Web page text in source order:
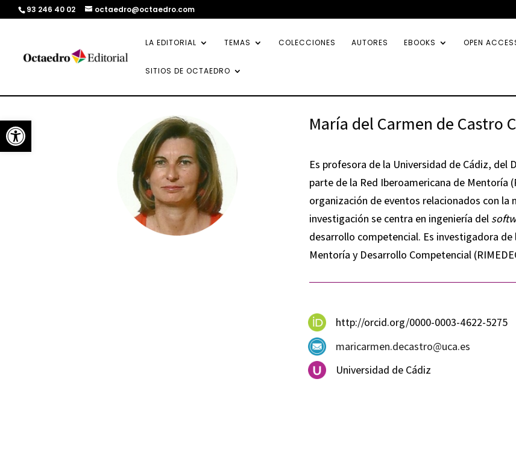
Abrir barra de herramientas
93 246 40 02 octaedro@octaedro.com
LA EDITORIAL TEMAS COLECCIONES AUTORES EBOOKS OPEN
SITIOS DE OCTAEDRO
María del Carmen de Castro
Es profesora de la Universidad de Cádiz,
parte de la Red Iberoamericana de Mentoría
organización de eventos relacionados con la
investigación se centra en ingeniería del
desarrollo competencial. Es investigadora
Mentoría y Desarrollo Competencial
http://orcid.org/0000-0003-4622-5275
maricarmen.decastro@uca.es
Universidad de Cádiz